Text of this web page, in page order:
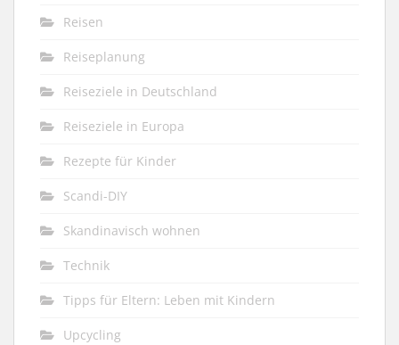
Reisen
Reiseplanung
Reiseziele in Deutschland
Reiseziele in Europa
Rezepte für Kinder
Scandi-DIY
Skandinavisch wohnen
Technik
Tipps für Eltern: Leben mit Kindern
Upcycling